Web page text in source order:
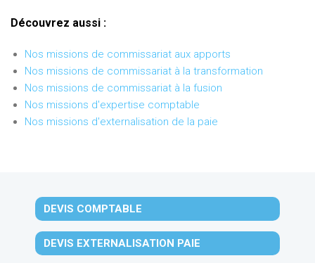
Découvrez aussi :
Nos missions de commissariat aux apports
Nos missions de commissariat à la transformation
Nos missions de commissariat à la fusion
Nos missions d'expertise comptable
Nos missions d'externalisation de la paie
DEVIS COMPTABLE
DEVIS EXTERNALISATION PAIE